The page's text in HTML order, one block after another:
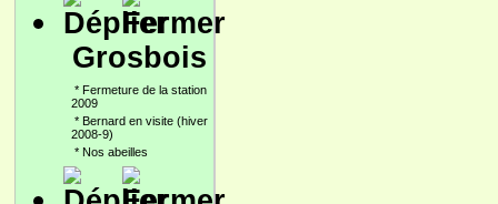
Grosbois
* Fermeture de la station
2009
* Bernard en visite (hiver
2008-9)
* Nos abeilles